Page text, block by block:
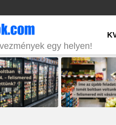
egy helyen!